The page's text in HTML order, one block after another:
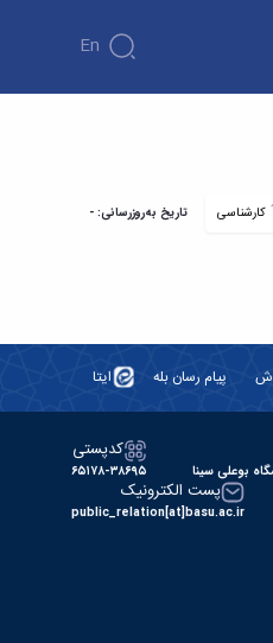
En
تاریخ به‌روزرسانی: -
پیام رسان بله ایتا
بوعلی سینا
کدپستی
۶۵۱۷۸-۳۸۶۹۵
پست الکترونیک
public_relation[at]basu.ac.ir